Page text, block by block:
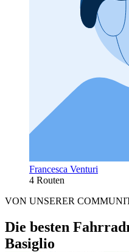
Francesca Venturi
4 Routen
VON UNSERER
Die besten
Basiglio